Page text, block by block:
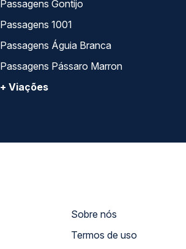
Passagens Gontijo
Passagens 1001
Passagens Águia Branca
Passagens Pássaro Marron
+ Viações
Sobre nós
Termos de uso